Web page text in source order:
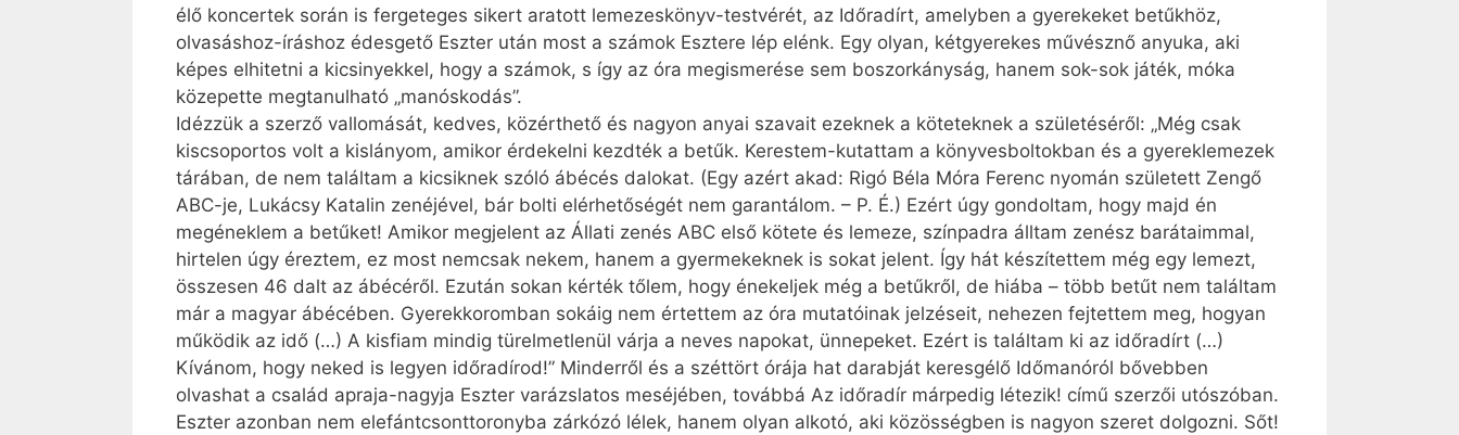
élő koncertek során is fergeteges sikert aratott lemezeskönyv-testvérét, az Időradírt, amelyben a gyerekeket betűkhöz,
olvasáshoz-íráshoz édesgető Eszter után most a számok Esztere lép elénk. Egy olyan, kétgyerekes művésznő anyuka, aki
képes elhitetni a kicsinyekkel, hogy a számok, s így az óra megismerése sem boszorkányság, hanem sok-sok játék, móka
közepette megtanulható „manóskodás”.
Idézzük a szerző vallomását, kedves, közérthető és nagyon anyai szavait ezeknek a köteteknek a születéséről: „Még csak
kiscsoportos volt a kislányom, amikor érdekelni kezdték a betűk. Kerestem-kutattam a könyvesboltokban és a gyereklemezek
tárában, de nem találtam a kicsiknek szóló ábécés dalokat. (Egy azért akad: Rigó Béla Móra Ferenc nyomán született Zengő
ABC-je, Lukácsy Katalin zenéjével, bár bolti elérhetőségét nem garantálom. – P. É.) Ezért úgy gondoltam, hogy majd én
megéneklem a betűket! Amikor megjelent az Állati zenés ABC első kötete és lemeze, színpadra álltam zenész barátaimmal,
hirtelen úgy éreztem, ez most nemcsak nekem, hanem a gyermekeknek is sokat jelent. Így hát készítettem még egy lemezt,
összesen 46 dalt az ábécéről. Ezután sokan kérték tőlem, hogy énekeljek még a betűkről, de hiába – több betűt nem találtam
már a magyar ábécében. Gyerekkoromban sokáig nem értettem az óra mutatóinak jelzéseit, nehezen fejtettem meg, hogyan
működik az idő (…) A kisfiam mindig türelmetlenül várja a neves napokat, ünnepeket. Ezért is találtam ki az időradírt (…)
Kívánom, hogy neked is legyen időradírod!” Minderről és a széttört órája hat darabját keresgélő Időmanóról bővebben
olvashat a család apraja-nagyja Eszter varázslatos meséjében, továbbá Az időradír márpedig létezik! című szerzői utószóban.
Eszter azonban nem elefántcsonttoronyba zárkózó lélek, hanem olyan alkotó, aki közösségben is nagyon szeret dolgozni. Sőt!